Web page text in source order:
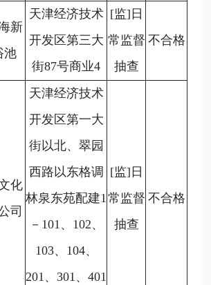
新
池
天津经济技术
开发区第三大
街87号商业4
[监]日
常监督
抽查
不合格
化
司
天津经济技术
开发区第一大
街以北、翠园
西路以东格调
林泉东苑配建1
－101、102、
103、104、
201、301、401
[监]日
常监督
抽查
不合格